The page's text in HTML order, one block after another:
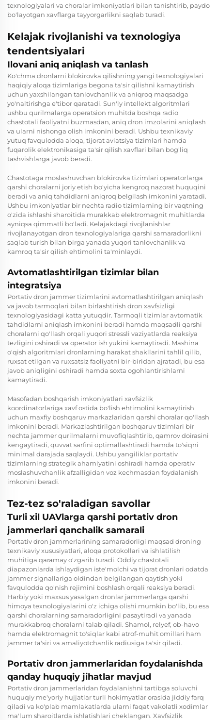
texnologiyalari va choralar imkoniyatlari bilan tanishtirib, paydo
bo'layotgan xavflarga tayyorgarlikni saqlab turadi.
Kelajak rivojlanishi va texnologiya
tendentsiyalari
Ilovani aniq aniqlash va tanlash
Ko'chma dronlarni blokirovka qilishning yangi texnologiyalari
haqiqiy aloqa tizimlariga begona ta'sir qilishni kamaytirish
uchun yaxshilangan tanlovchanlik va aniqroq maqsadga
yo'naltirishga e'tibor qaratadi. Sun'iy intellekt algoritmlari
ushbu qurilmalarga operatsion muhitda boshqa radio
chastotali faoliyatni buzmasdan, aniq dron imzolarini aniqlash
va ularni nishonga olish imkonini beradi. Ushbu texnikaviy
yutuq favqulodda aloqa, tijorat aviatsiya tizimlari hamda
fuqarolik elektronikasiga ta'sir qilish xavflari bilan bog'liq
tashvishlarga javob beradi.
Chastotaga moslashuvchan blokirovka tizimlari operatorlarga
qarshi choralarni joriy etish bo'yicha kengroq nazorat huquqini
beradi va aniq tahdidlarni aniqroq belgilash imkonini yaratadi.
Ushbu imkoniyatlar bir nechta radio tizimlarning bir vaqtning
o'zida ishlashi sharoitida murakkab elektromagnit muhitlarda
ayniqsa qimmatli bo'ladi. Kelajakdagi rivojlanishlar
rivojlanayotgan dron texnologiyalariga qarshi samaradorlikni
saqlab turish bilan birga yanada yuqori tanlovchanlik va
kamroq ta'sir qilish ehtimolini ta'minlaydi.
Avtomatlashtirilgan tizimlar bilan
integratsiya
Portativ dron jammer tizimlarini avtomatlashtirilgan aniqlash
va javob tarmoqlari bilan birlashtirish dron xavfsizligi
texnologiyasidagi katta yutuqdir. Tarmoqli tizimlar avtomatik
tahdidlarni aniqlash imkonini beradi hamda maqsadli qarshi
choralarni qo'llash orqali yuqori stressli vaziyatlarda reaksiya
tezligini oshiradi va operator ish yukini kamaytiradi. Mashina
o'qish algoritmlari dronlarning harakat shakllarini tahlil qilib,
ruxsat etilgan va ruxsatsiz faoliyatni bir-biridan ajratadi, bu esa
javob aniqligini oshiradi hamda soxta ogohlantirishlarni
kamaytiradi.
Masofadan boshqarish imkoniyatlari xavfsizlik
koordinatorlariga xavf ostida bo'lish ehtimolini kamaytirish
uchun maxfiy boshqaruv markazlaridan qarshi choralar qo'llash
imkonini beradi. Markazlashtirilgan boshqaruv tizimlari bir
nechta jammer qurilmalarni muvofiqlashtirib, qamrov doirasini
kengaytiradi, quvvat sarfini optimallashtiradi hamda to'siqni
minimal darajada saqlaydi. Ushbu yangiliklar portativ
tizimlarning strategik ahamiyatini oshiradi hamda operativ
moslashuvchanlik afzalligidan voz kechmasdan foydalanish
imkonini beradi.
Tez-tez so'raladigan savollar
Turli xil UAVlarga qarshi portativ dron
jammerlari qanchalik samarali
Portativ dron jammerlarining samaradorligi maqsad droning
texnikaviy xususiyatlari, aloqa protokollari va ishlatilish
muhitiga qaramay o'zgarib turadi. Oddiy chastotali
diapazonlarda ishlaydigan iste'molchi va tijorat dronlari odatda
jammer signallariga oldindan belgilangan qaytish yoki
favqulodda qo'nish rejimini boshlash orqali reaksiya beradi.
Harbiy yoki maxsus yasalgan dronlar jammerlarga qarshi
himoya texnologiyalarini o'z ichiga olishi mumkin bo'lib, bu esa
qarshi choralarning samaradorligini pasaytiradi va yanada
murakkabroq choralarni talab qiladi. Shamol, relyef, ob-havo
hamda elektromagnit to'siqlar kabi atrof-muhit omillari ham
jammer ta'siri va amaliyotchanlik radiusiga ta'sir qiladi.
Portativ dron jammerlaridan foydalanishda
qanday huquqiy jihatlar mavjud
Portativ dron jammerlaridan foydalanishni tartibga soluvchi
huquqiy me'yoriy hujjatlar turli hokimyatlar orasida jiddiy farq
qiladi va ko'plab mamlakatlarda ularni faqat vakolatli xodimlar
ma'lum sharoitlarda ishlatishlari cheklangan. Xavfsizlik